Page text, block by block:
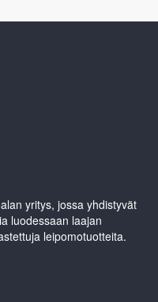
yritys, jossa yhdistyvät
luodessaan laajan
leipomotuotteita.